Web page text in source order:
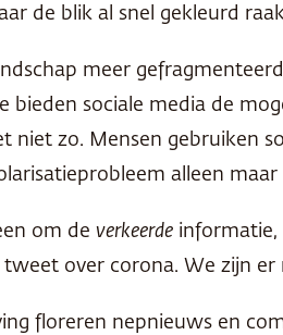
de blik al snel gekleurd
meer
bieden sociale media de
niet zo. Mensen gebruiken
alleen maar
om de verkeerde informatie,
tweet over corona. We zijn
floreren nepnieuws en